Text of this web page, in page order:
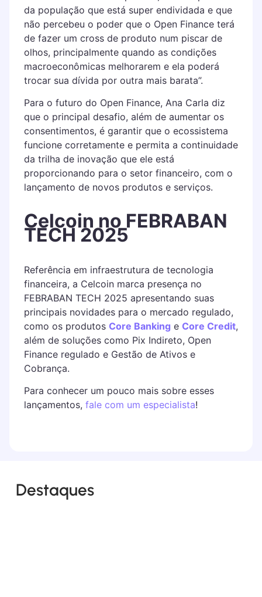
da população que está super endividada e que
não percebeu o poder que o Open Finance terá
de fazer um cross de produto num piscar de
olhos, principalmente quando as condições
macroeconômicas melhorarem e ela poderá
trocar sua dívida por outra mais barata”.
Para o futuro do Open Finance, Ana Carla diz
que o principal desafio, além de aumentar os
consentimentos, é garantir que o ecossistema
funcione corretamente e permita a continuidade
da trilha de inovação que ele está
proporcionando para o setor financeiro, com o
lançamento de novos produtos e serviços.
Celcoin no FEBRABAN
TECH 2025
Referência em infraestrutura de tecnologia
financeira, a Celcoin marca presença no
FEBRABAN TECH 2025 apresentando suas
principais novidades para o mercado regulado,
como os produtos Core Banking e Core Credit,
além de soluções como Pix Indireto, Open
Finance regulado e Gestão de Ativos e
Cobrança.
Para conhecer um pouco mais sobre esses
lançamentos, fale com um especialista!
Destaques